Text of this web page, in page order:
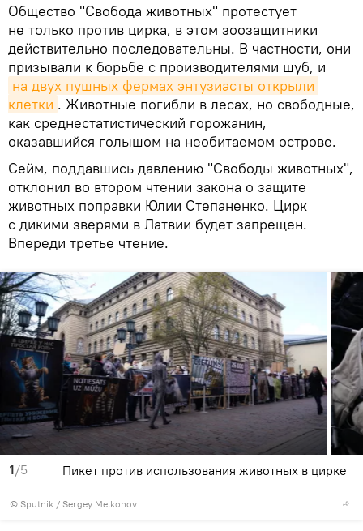
Общество "Свобода животных" протестует
не только против цирка, в этом зоозащитники
действительно последовательны. В частности, они
призывали к борьбе с производителями шуб, и
на двух пушных фермах энтузиасты открыли
клетки . Животные погибли в лесах, но свободные,
как среднестатистический горожанин,
оказавшийся голышом на необитаемом острове.
Сейм, поддавшись давлению "Свободы животных",
отклонил во втором чтении закона о защите
животных поправки Юлии Степаненко. Цирк
с дикими зверями в Латвии будет запрещен.
Впереди третье чтение.
1/5
© Sputnik / Sergey Melkonov
Пикет против использования животных в цирке